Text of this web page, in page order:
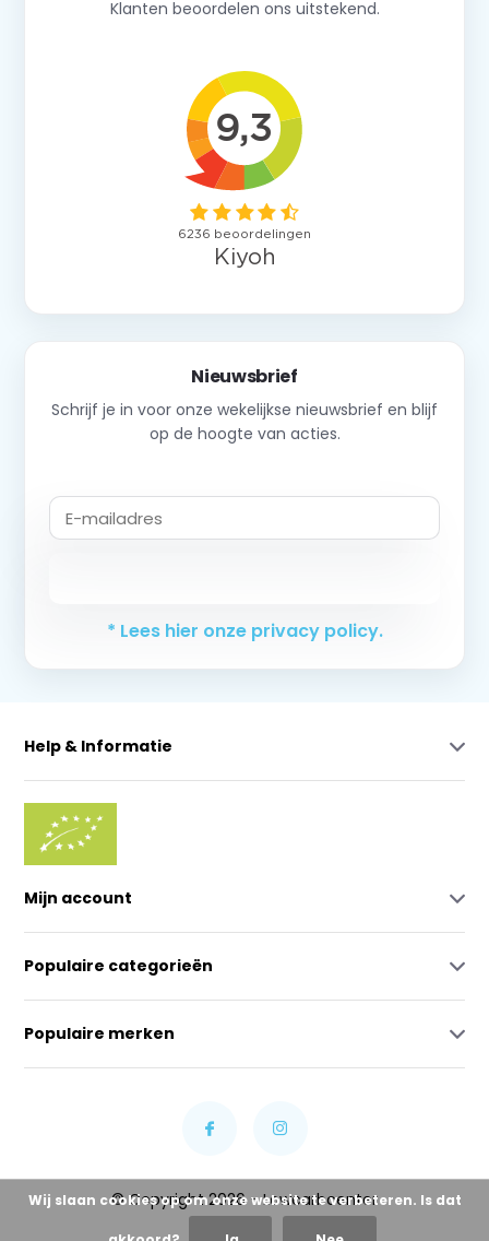
Klanten beoordelen ons uitstekend.
Nieuwsbrief
Schrijf je in voor onze wekelijkse nieuwsbrief en blijf
op de hoogte van acties.
* Lees hier onze privacy policy.
Help & Informatie
Mijn account
Populaire categorieën
Populaire merken
© Copyright 2026 - Lowcarbcenter
Wij slaan cookies op om onze website te verbeteren. Is dat